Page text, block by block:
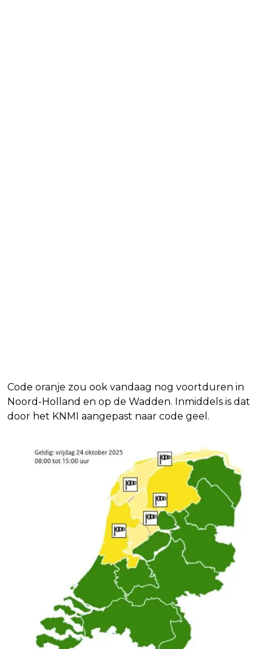
Code oranje zou ook vandaag nog voortduren in
Noord-Holland en op de Wadden. Inmiddels is dat
door het KNMI aangepast naar code geel.